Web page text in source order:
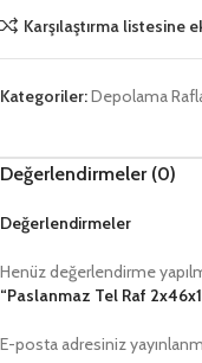
Karşılaştırma listesine
Kategoriler:Depolama
Değerlendirmeler (0)
Değerlendirmeler
Henüz değerlendirme
“Paslanmaz Tel Raf
E-posta adresiniz